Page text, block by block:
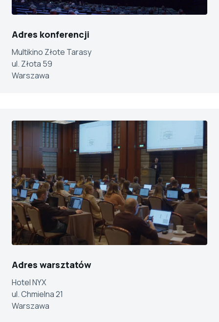
Adres konferencji
Multikino Złote Tarasy
ul. Złota 59
Warszawa
Adres warsztatów
Hotel NYX
ul. Chmielna 21
Warszawa